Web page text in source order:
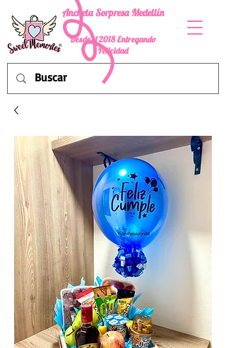
Ancheta Sorpresa Medellín
Desde el 2018 Entregando
Felicidad